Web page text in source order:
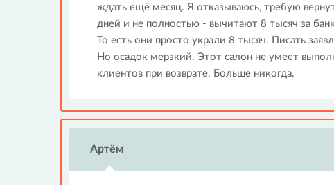
ждать ещё месяц. Я отказываюсь, требую
дней и не полностью - вычитают 8 тысяч за
То есть они просто украли 8 тысяч. Писать
Но осадок мерзкий. Этот салон не умеет
клиентов при возврате. Больше никогда.
Артём